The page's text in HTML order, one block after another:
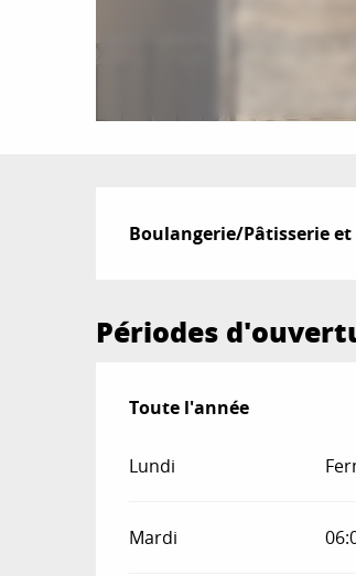
Boulangerie/Pâtisserie
Périodes
Toute l'année
Toute l'année
Lundi
Mardi